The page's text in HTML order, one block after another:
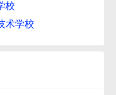
校
术学校